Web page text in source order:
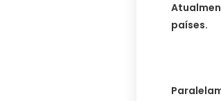
países.